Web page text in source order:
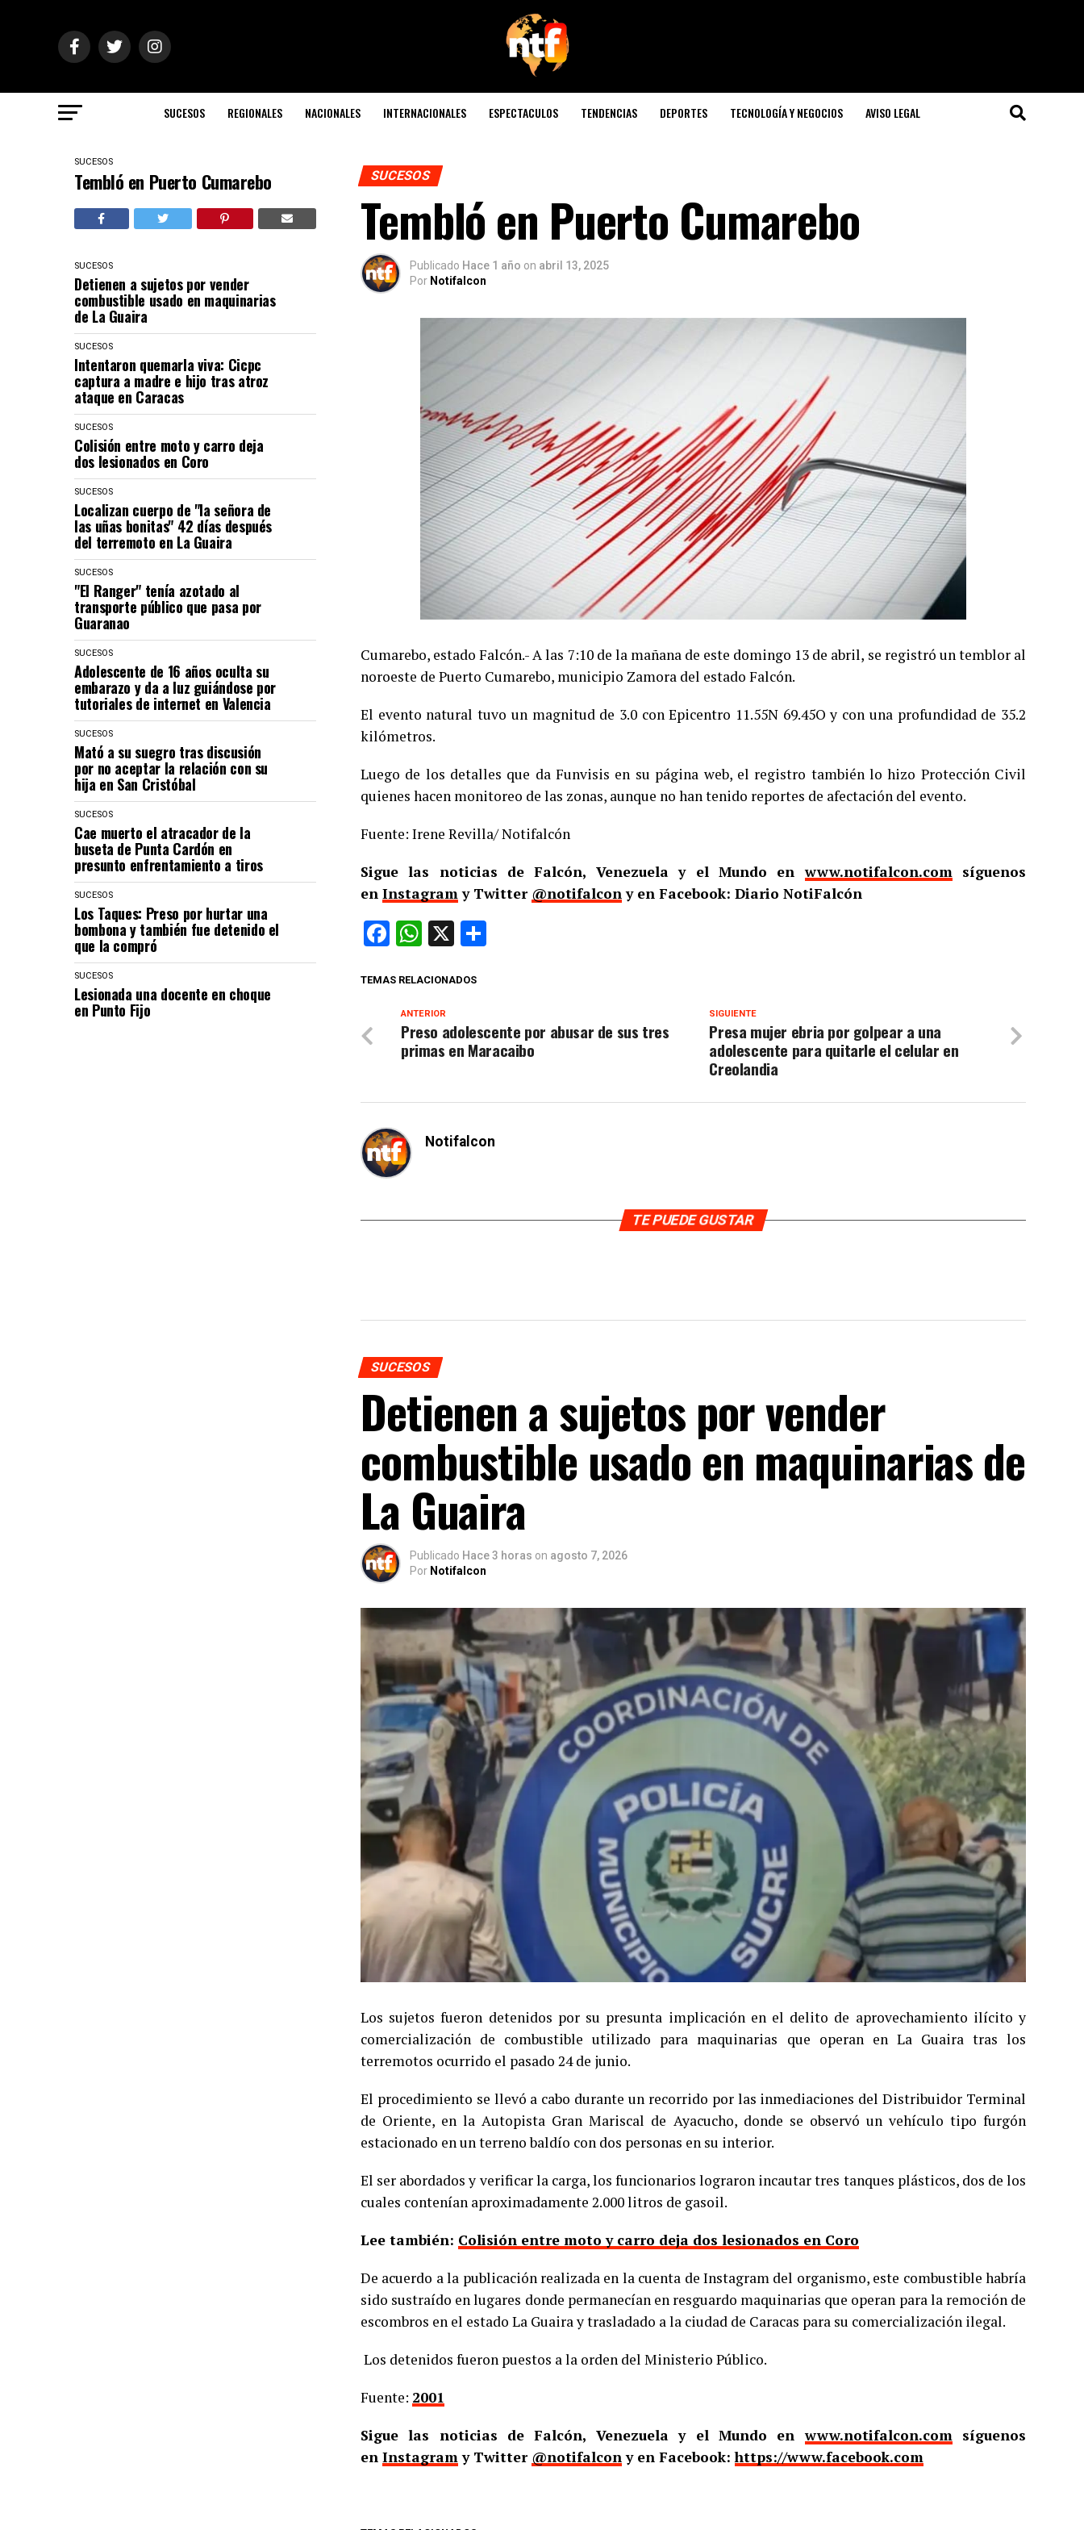
SUCESOS REGIONALES NACIONALES INTERNACIONALES ESPECTACULOS TENDENCIAS DEPORTES TECNOLOGÍA Y NEGOCIOS AVISO LEGAL
SUCESOS
Tembló en Puerto Cumarebo
SUCESOS
Detienen a sujetos por vender
combustible usado en maquinarias
de La Guaira
SUCESOS
Intentaron quemarla viva: Cicpc
captura a madre e hijo tras atroz
ataque en Caracas
SUCESOS
Colisión entre moto y carro deja
dos lesionados en Coro
SUCESOS
Localizan cuerpo de "la señora de
las uñas bonitas" 42 días después
del terremoto en La Guaira
SUCESOS
"El Ranger" tenía azotado al
transporte público que pasa por
Guaranao
SUCESOS
Adolescente de 16 años oculta su
embarazo y da a luz guiándose por
tutoriales de internet en Valencia
SUCESOS
Mató a su suegro tras discusión
por no aceptar la relación con su
hija en San Cristóbal
SUCESOS
Cae muerto el atracador de la
buseta de Punta Cardón en
presunto enfrentamiento a tiros
SUCESOS
Los Taques: Preso por hurtar una
bombona y también fue detenido el
que la compró
SUCESOS
Lesionada una docente en choque
en Punto Fijo
SUCESOS
Tembló en Puerto Cumarebo
Publicado Hace 1 año on abril 13, 2025
Por Notifalcon
Cumarebo, estado Falcón.- A las 7:10 de la mañana de este domingo 13 de abril, se registró un temblor al
noroeste de Puerto Cumarebo, municipio Zamora del estado Falcón.
El evento natural tuvo un magnitud de 3.0 con Epicentro 11.55N 69.45O y con una profundidad de 35.2
kilómetros.
Luego de los detalles que da Funvisis en su página web, el registro también lo hizo Protección Civil
quienes hacen monitoreo de las zonas, aunque no han tenido reportes de afectación del evento.
Fuente: Irene Revilla/ Notifalcón
Sigue las noticias de Falcón, Venezuela y el Mundo enwww.notifalcon.comsíguenos
en Instagramy Twitter @notifalcony en Facebook: Diario NotiFalcón
Facebook
WhatsApp
X
TEMAS RELACIONADOS
SIGUIENTE
Presa mujer ebria por golpear a una
adolescente para quitarle el celular en
Creolandia
ANTERIOR
Preso adolescente por abusar de sus tres
primas en Maracaibo
Notifalcon
TE PUEDE GUSTAR
SUCESOS
Detienen a sujetos por vender
combustible usado en maquinarias de
La Guaira
Publicado Hace 3 horas on agosto 7, 2026
Por Notifalcon
Los sujetos fueron detenidos por su presunta implicación en el delito de aprovechamiento ilícito y
comercialización de combustible utilizado para maquinarias que operan en La Guaira tras los
terremotos ocurrido el pasado 24 de junio.
El procedimiento se llevó a cabo durante un recorrido por las inmediaciones del Distribuidor Terminal
de Oriente, en la Autopista Gran Mariscal de Ayacucho, donde se observó un vehículo tipo furgón
estacionado en un terreno baldío con dos personas en su interior.
El ser abordados y verificar la carga, los funcionarios lograron incautar tres tanques plásticos, dos de los
cuales contenían aproximadamente 2.000 litros de gasoil.
Lee también: Colisión entre moto y carro deja dos lesionados en Coro
De acuerdo a la publicación realizada en la cuenta de Instagram del organismo, este combustible habría
sido sustraído en lugares donde permanecían en resguardo maquinarias que operan para la remoción de
escombros en el estado La Guaira y trasladado a la ciudad de Caracas para su comercialización ilegal.
Los detenidos fueron puestos a la orden del Ministerio Público.
Fuente: 2001
Sigue las noticias de Falcón, Venezuela y el Mundo enwww.notifalcon.comsíguenos
en Instagramy Twitter @notifalcony en Facebook:https://www.facebook.com